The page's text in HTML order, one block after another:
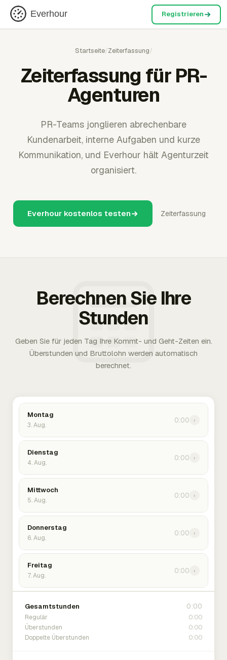
Everhour Registrieren
Startseite/Zeiterfassung/
Zeiterfassung für PR-
Agenturen
PR-Teams jonglieren abrechenbare
Kundenarbeit, interne Aufgaben und kurze
Kommunikation, und Everhour hält Agenturzeit
organisiert.
Everhour kostenlos testen Zeiterfassung
Berechnen Sie Ihre
Stunden
Geben Sie für jeden Tag Ihre Kommt- und Geht-Zeiten ein.
Überstunden und Bruttolohn werden automatisch
berechnet.
Montag
3. Aug.
0:00 ›
Dienstag
4. Aug.
0:00 ›
Mittwoch
5. Aug.
0:00 ›
Donnerstag
6. Aug.
0:00 ›
Freitag
7. Aug.
0:00 ›
Gesamtstunden 0:00
Regulär 0:00
Überstunden 0:00
Doppelte Überstunden 0:00